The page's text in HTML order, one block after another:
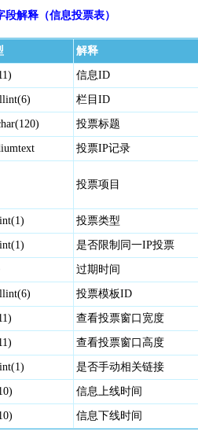
段解释（信息投票表）
解释
信息ID
栏目ID
投票标题
投票IP记录
投票项目
投票类型
是否限制同一IP投票
过期时间
投票模板ID
查看投票窗口宽度
查看投票窗口高度
是否手动相关链接
信息上线时间
信息下线时间